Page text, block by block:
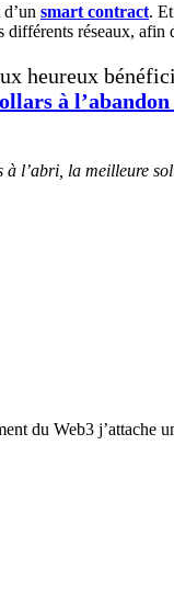
smart contract.
réseaux, afin
à
l’abri, la meilleure
du Web3